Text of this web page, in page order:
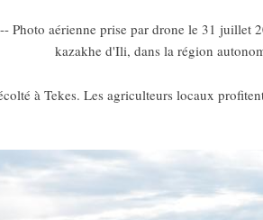
Photo aérienne prise par drone le 31 juillet
kazakhe d'Ili, dans la région
à Tekes. Les agriculteurs locaux